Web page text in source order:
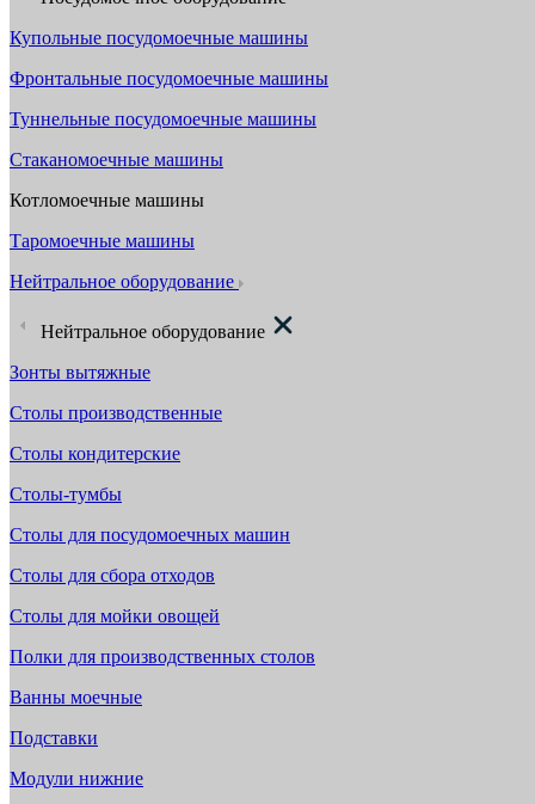
Купольные посудомоечные машины
Фронтальные посудомоечные машины
Туннельные посудомоечные машины
Стаканомоечные машины
Котломоечные машины
Таромоечные машины
Нейтральное оборудование
Нейтральное оборудование
Зонты вытяжные
Столы производственные
Столы кондитерские
Столы-тумбы
Столы для посудомоечных машин
Столы для сбора отходов
Столы для мойки овощей
Полки для производственных столов
Ванны моечные
Подставки
Модули нижние